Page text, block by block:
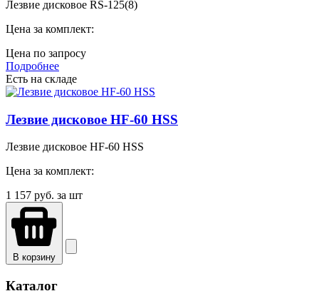
Лезвие дисковое RS-125(8)
Цена за комплект:
Цена по запросу
Подробнее
Есть на складе
Лезвие дисковое HF-60 HSS
Лезвие дисковое HF-60 HSS
Цена за комплект:
1 157 руб. за шт
В корзину
Каталог